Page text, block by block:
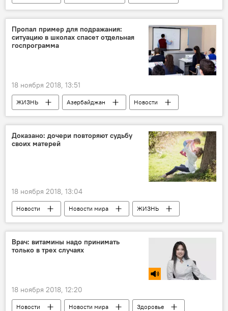
ЖИЗНЬ
Пропал пример для подражания:
ситуацию в школах спасет отдельная
госпрограмма
18 ноября 2018, 13:51
ЖИЗНЬ Азербайджан Новости
Доказано: дочери повторяют судьбу
своих матерей
18 ноября 2018, 13:04
Новости Новости мира ЖИЗНЬ
Врач: витамины надо принимать
только в трех случаях
18 ноября 2018, 12:20
Новости Новости мира
Здоровье